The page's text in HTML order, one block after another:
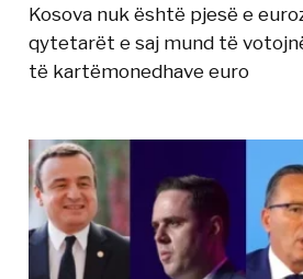
Kosova nuk është pjesë e
qytetarët e saj mund të
të kartëmonedhave euro